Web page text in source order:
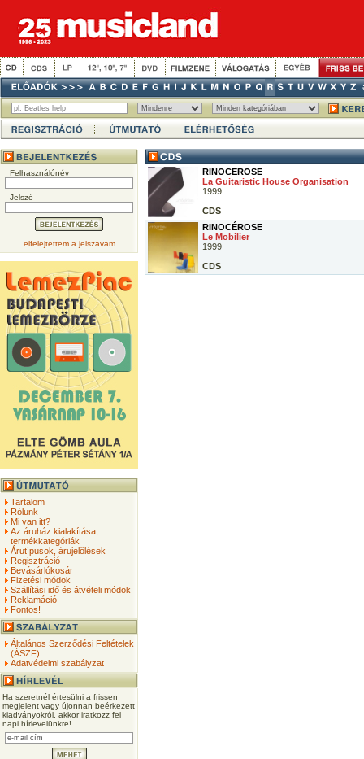
Felhasználónév
Jelszó
elfelejtettem a jelszavam
Tartalom
Rólunk
Mi van itt?
Az áruház kialakítása,
termékkategóriák
Árutípusok, árujelölések
Regisztráció
Bevásárlókosár
Fizetési módok
Szállítási idő és átvételi módok
Reklamáció
Fontos!
Általános Szerződési Feltételek
(ÁSZF)
Adatvédelmi szabályzat
Ha szeretnél értesülni a frissen
megjelent vagy újonnan beérkezett
kiadványokról, akkor iratkozz fel
napi hírlevelünkre!
RINOCEROSE
La Guitaristic House Organisation
1999
CDS
RINOCÉROSE
Le Mobilier
1999
CDS